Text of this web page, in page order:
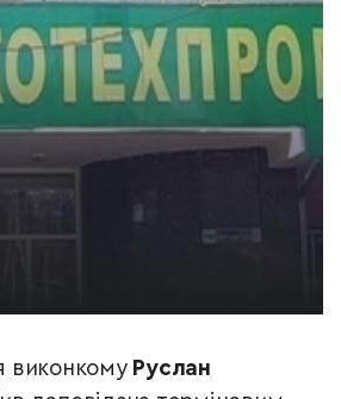
виконкому Руслан